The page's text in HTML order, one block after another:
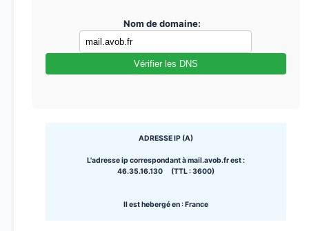
Nom de domaine:
Vérifier les DNS
ADRESSE IP (A)
L'adresse ip correspondant à mail.avob.fr est :
46.35.16.130 (TTL : 3600)
Il est hebergé en : France